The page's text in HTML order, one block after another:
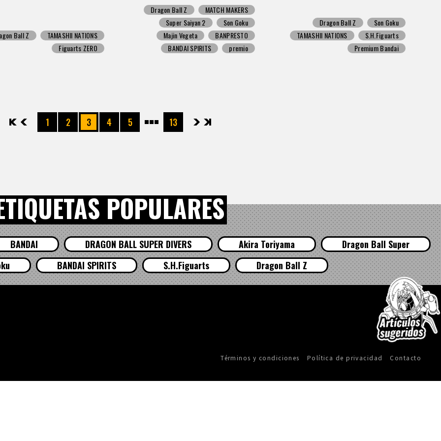
Ball Z
TAMASHII NATIONS
Figuarts ZERO
Dragon Ball Z
MATCH MAKERS
Super Saiyan 2
Son Goku
Majin Vegeta
BANPRESTO
BANDAI SPIRITS
premio
Dragon Ball Z
Son Goku
TAMASHII NATIONS
S.H.Figuarts
Premium Bandai
先頭 1 2 3 4 5 13次へ 最後
POPULARES
BANDAI DRAGON BALL SUPER DIVERS Akira Toriyama
Dragon Ball Super
BANDAI SPIRITS S.H.Figuarts Dragon Ball Z
Términos y condiciones Política de privacidad Contacto